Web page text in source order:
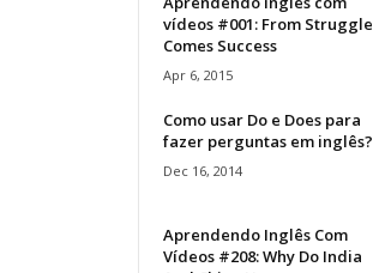
vídeos #001: From Struggle
Comes Success
Apr 6, 2015
Como usar Do e Does para
fazer perguntas em inglês?
Dec 16, 2014
Aprendendo Inglês Com
Vídeos #208: Why Do India